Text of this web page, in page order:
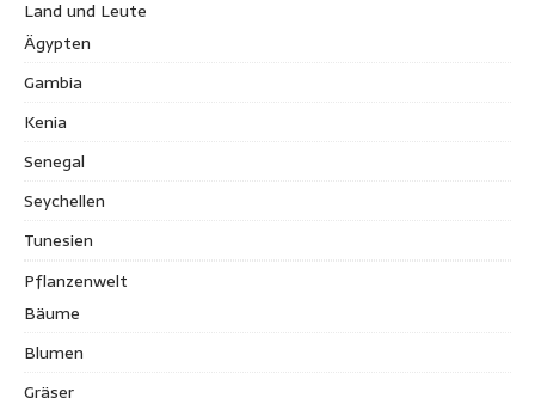
Land und Leute
Ägypten
Gambia
Kenia
Senegal
Seychellen
Tunesien
Pflanzenwelt
Bäume
Blumen
Gräser